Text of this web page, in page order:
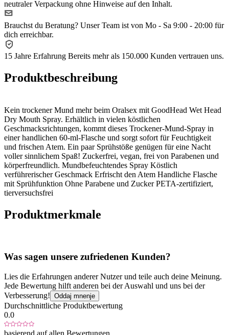
neutraler Verpackung ohne Hinweise auf den Inhalt.
Brauchst du Beratung? Unser Team ist von Mo - Sa 9:00 - 20:00 für
dich erreichbar.
15 Jahre Erfahrung Bereits mehr als 150.000 Kunden vertrauen uns.
Produktbeschreibung
Kein trockener Mund mehr beim Oralsex mit GoodHead Wet Head
Dry Mouth Spray. Erhältlich in vielen köstlichen
Geschmacksrichtungen, kommt dieses Trockener-Mund-Spray in
einer handlichen 60-ml-Flasche und sorgt sofort für Feuchtigkeit
und frischen Atem. Ein paar Sprühstöße genügen für eine Nacht
voller sinnlichem Spaß! Zuckerfrei, vegan, frei von Parabenen und
körperfreundlich. Mundbefeuchtendes Spray Köstlich
verführerischer Geschmack Erfrischt den Atem Handliche Flasche
mit Sprühfunktion Ohne Parabene und Zucker PETA-zertifiziert,
tierversuchsfrei
Produktmerkmale
Was sagen unsere zufriedenen Kunden?
Lies die Erfahrungen anderer Nutzer und teile auch deine Meinung.
Jede Bewertung hilft anderen bei der Auswahl und uns bei der
Verbesserung! Oddaj mnenje
Durchschnittliche Produktbewertung
0.0
basierend auf allen Bewertungen